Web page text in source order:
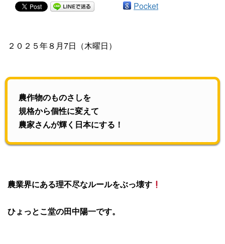
Pocket
２０２５年８月7日（木曜日）
農作物のものさしを
規格から個性に変えて
農家さんが輝く日本にする！
農業界にある理不尽なルールをぶっ壊す
ひょっとこ堂の田中陽一です。